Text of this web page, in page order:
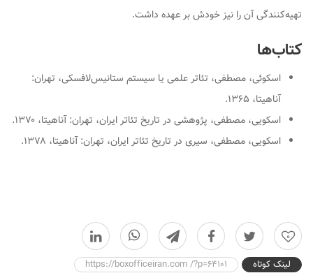
تهیه‌کنندگی آن را نیز خودش بر عهده داشت.
کتاب‌ها
اس‍ک‍وئ‍ی، م‍ص‍طف‍ی، ت‍ئ‍ات‍ر ع‍ل‍م‍ی ی‍ا س‍ی‍س‍ت‍م س‍ت‍ان‍ی‍س‌لاف‍س‍ک‍ی، ت‍ه‍ران:
آن‍اه‍ی‍ت‍ا، ۱۳۶۵.
اسکویی، مصطفی، پژوهشی در تاریخ تئاتر ایران، تهران: آناهیتا، ۱۳۷۰.
اسکویی، مصطفی، س‍ی‍ری در ت‍اری‍خ ت‍ئ‍ات‍ر ای‍ران، ت‍ه‍ران: آن‍اه‍ی‍ت‍ا، ۱۳۷۸.
0
لینک کوتاه
https://boxofficeiran.com /?p=64101